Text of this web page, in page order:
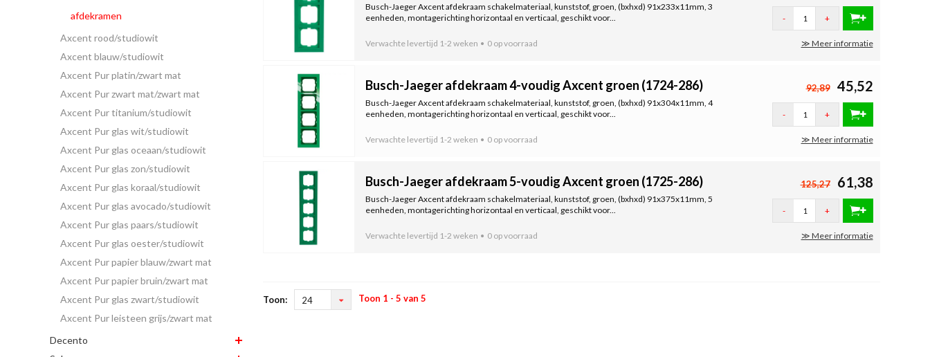
afdekramen
Axcent rood/studiowit
Axcent blauw/studiowit
Axcent Pur platin/zwart mat
Axcent Pur zwart mat/zwart mat
Axcent Pur titanium/studiowit
Axcent Pur glas wit/studiowit
Axcent Pur glas oceaan/studiowit
Axcent Pur glas zon/studiowit
Axcent Pur glas koraal/studiowit
Axcent Pur glas avocado/studiowit
Axcent Pur glas paars/studiowit
Axcent Pur glas oester/studiowit
Axcent Pur papier blauw/zwart mat
Axcent Pur papier bruin/zwart mat
Axcent Pur glas zwart/studiowit
Axcent Pur leisteen grijs/zwart mat
Decento
Busch-Jaeger Axcent afdekraam schakelmateriaal, kunststof, groen, (bxhxd) 91x233x11mm, 3
eenheden, montagerichting horizontaal en verticaal, geschikt voor...
Verwachte levertijd 1-2 weken 0 op voorraad
- +
≫ Meer informatie
Busch-Jaeger afdekraam 4-voudig Axcent groen (1724-286)
Busch-Jaeger Axcent afdekraam schakelmateriaal, kunststof, groen, (bxhxd) 91x304x11mm, 4
eenheden, montagerichting horizontaal en verticaal, geschikt voor...
Verwachte levertijd 1-2 weken 0 op voorraad
92,89 45,52
- +
≫ Meer informatie
Busch-Jaeger afdekraam 5-voudig Axcent groen (1725-286)
Busch-Jaeger Axcent afdekraam schakelmateriaal, kunststof, groen, (bxhxd) 91x375x11mm, 5
eenheden, montagerichting horizontaal en verticaal, geschikt voor...
Verwachte levertijd 1-2 weken 0 op voorraad
125,27 61,38
- +
≫ Meer informatie
Toon: 24 Toon 1 - 5 van 5